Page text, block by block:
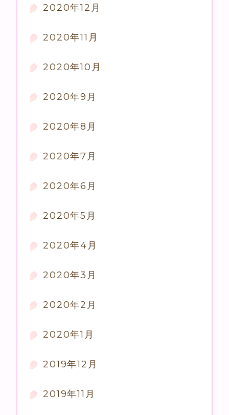
2020年12月
2020年11月
2020年10月
2020年9月
2020年8月
2020年7月
2020年6月
2020年5月
2020年4月
2020年3月
2020年2月
2020年1月
2019年12月
2019年11月